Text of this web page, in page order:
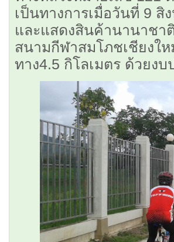
เป็นทางการเมื่อวันที่ 9
และแสดงสินค้านานาชา
สนามกีฬาสมโภชเชียงใ
ทาง4.5 กิโลเมตร ด้วยง